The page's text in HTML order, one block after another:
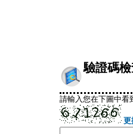
驗證碼檢
請輸入您在下圖中看
更